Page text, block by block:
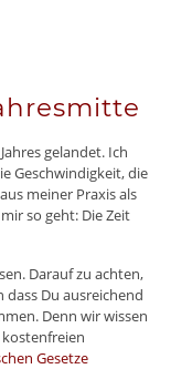
gelandet. Ich
Geschwindigkeit, die
meiner Praxis als
so geht: Die Zeit
Darauf zu achten,
Du ausreichend
Denn wir wissen
Gesetze⁠